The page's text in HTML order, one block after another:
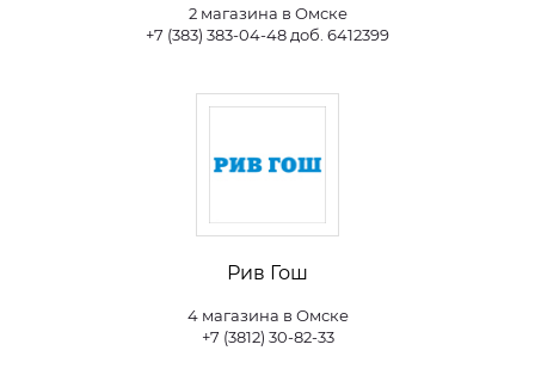
2 магазина в Омске
+7 (383) 383-04-48 доб. 6412399
Рив Гош
4 магазина в Омске
+7 (3812) 30-82-33